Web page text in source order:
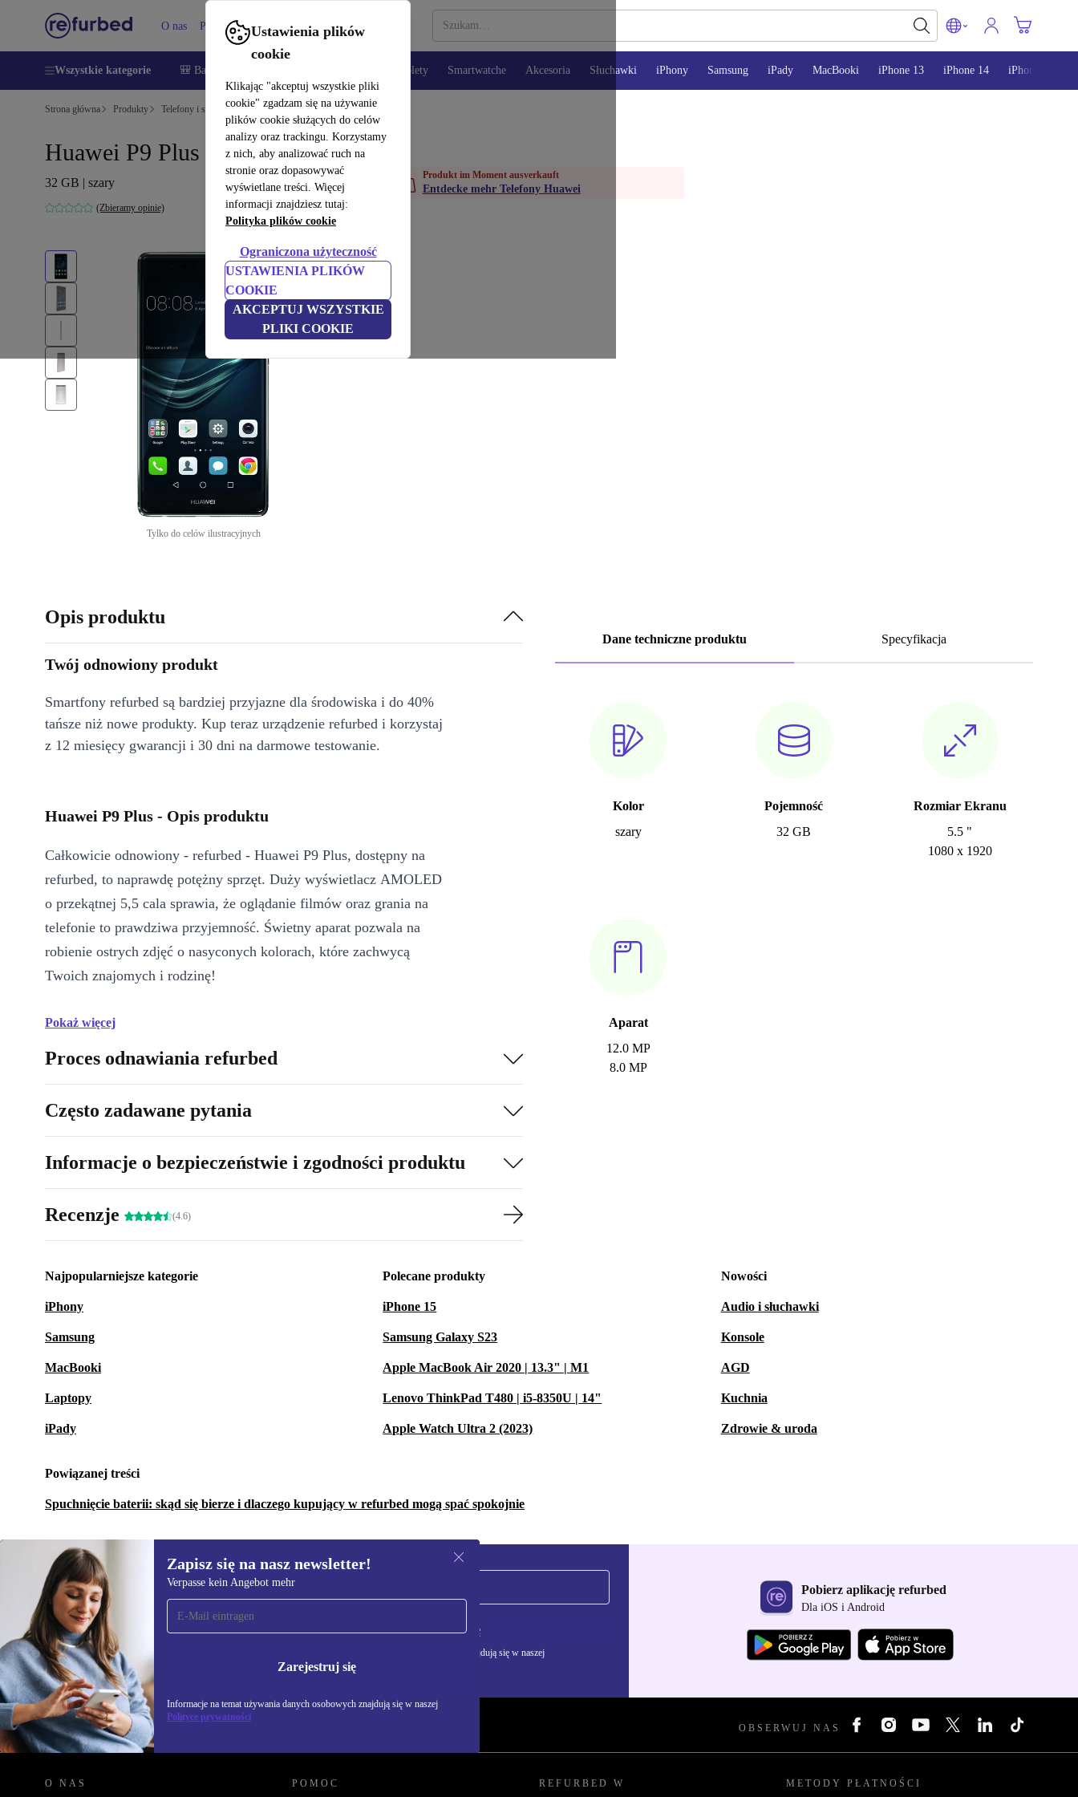
Ustawienia plików
cookie
Klikając "akceptuj wszystkie pliki
cookie" zgadzam się na używanie
plików cookie służących do celów
analizy oraz trackingu. Korzystamy
z nich, aby analizować ruch na
stronie oraz dopasowywać
wyświetlane treści. Więcej
informacji znajdziesz tutaj:
Polityka plików cookie
Ograniczona użyteczność
USTAWIENIA PLIKÓW
COOKIE
AKCEPTUJ WSZYSTKIE
PLIKI COOKIE
O nas Pomoc
Wszystkie kategorie 🎒 Back to school Tablety Smartwatche Akcesoria Słuchawki iPhony Samsung iPady MacBooki iPhone 13 iPhone 14 iPhone 15
Strona główna Produkty Telefony i smartfony Telefony Huawei
Huawei P9 Plus
32 GB | szary
(Zbieramy opinie)
Tylko do celów ilustracyjnych
Produkt im Moment ausverkauft
Entdecke mehr Telefony Huawei
Dane techniczne produktu Specyfikacja
Kolor
szary
Pojemność
32 GB
Rozmiar Ekranu
5.5 "
1080 x 1920
Aparat
12.0 MP
8.0 MP
Opis produktu
Twój odnowiony produkt
Smartfony refurbed są bardziej przyjazne dla środowiska i do 40%
tańsze niż nowe produkty. Kup teraz urządzenie refurbed i korzystaj
z 12 miesięcy gwarancji i 30 dni na darmowe testowanie.
Huawei P9 Plus - Opis produktu
Całkowicie odnowiony - refurbed - Huawei P9 Plus, dostępny na
refurbed, to naprawdę potężny sprzęt. Duży wyświetlacz AMOLED
o przekątnej 5,5 cala sprawia, że oglądanie filmów oraz grania na
telefonie to prawdziwa przyjemność. Świetny aparat pozwala na
robienie ostrych zdjęć o nasyconych kolorach, które zachwycą
Twoich znajomych i rodzinę!
Pokaż więcej
Proces odnawiania refurbed
Często zadawane pytania
Informacje o bezpieczeństwie i zgodności produktu
Recenzje (4.6)
Najpopularniejsze kategorie
iPhony
Samsung
MacBooki
Laptopy
iPady
Polecane produkty
iPhone 15
Samsung Galaxy S23
Apple MacBook Air 2020 | 13.3" | M1
Lenovo ThinkPad T480 | i5-8350U | 14"
Apple Watch Ultra 2 (2023)
Nowości
Audio i słuchawki
Konsole
AGD
Kuchnia
Zdrowie & uroda
Powiązanej treści
Spuchnięcie baterii: skąd się bierze i dlaczego kupujący w refurbed mogą spać spokojnie
Zapisz się na nasz newsletter!
Verpasse kein Angebot mehr
Zarejestruj się
Informacje na temat używania danych osobowych znajdują się w naszej
Polityce prywatności
Zapisz się na nasz
newsletter!
Nie przegap żadnej oferty.
Zarejestruj się
Informacje na temat używania danych osobowych znajdują się w naszej
Polityce prywatności
Pobierz aplikację refurbed
Dla iOS i Android
REFURBED POLSKA - RETHINK NEW. OBSERWUJ NAS
O NAS POMOC REFURBED W METODY PŁATNOŚCI